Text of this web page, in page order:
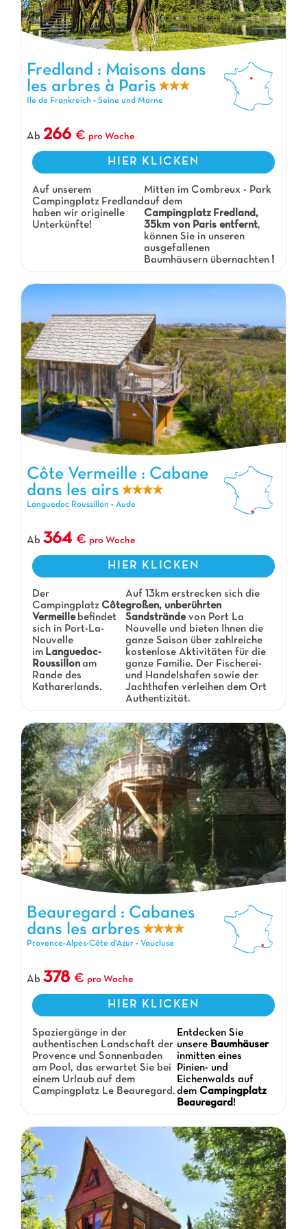
Fredland : Maisons dans les arbres à Paris, Campingplatz Ile de
Frankreich
Fredland : Maisons dans
les arbres à Paris
Ile de Frankreich - Seine und Marne
Ab 266 pro Woche
HIER KLICKEN
Auf unserem
Campingplatz Fredland
haben wir originelle
Unterkünfte!
Mitten im Combreux - Park
auf dem
Campingplatz Fredland,
35km von Paris entfernt,
können Sie in unseren
ausgefallenen
Baumhäusern übernachten !
Côte Vermeille : Cabane dans les airs, Campingplatz Languedoc
Roussillon
Côte Vermeille : Cabane
dans les airs
Languedoc Roussillon - Aude
Ab 364 pro Woche
HIER KLICKEN
Der
Campingplatz Côte
Vermeillebefindet
sich in Port-La-
Nouvelle
im Languedoc-
Roussillon am
Rande des
Katharerlands.
Auf 13km erstrecken sich die
großen, unberührten
Sandsträndevon Port La
Nouvelle und bieten Ihnen die
ganze Saison über zahlreiche
kostenlose Aktivitäten für die
ganze Familie. Der Fischerei-
und Handelshafen sowie der
Jachthafen verleihen dem Ort
Authentizität.
Beauregard : Cabanes dans les arbres, Campingplatz Provence-
Alpes-Côte d'Azur
Beauregard : Cabanes
dans les arbres
Provence-Alpes-Côte d'Azur - Vaucluse
Ab 378 pro Woche
HIER KLICKEN
Spaziergänge in der
authentischen Landschaft der
Provence und Sonnenbaden
am Pool, das erwartet Sie bei
einem Urlaub auf dem
Campingplatz Le Beauregard.
Entdecken Sie
unsere Baumhäuser
inmitten eines
Pinien- und
Eichenwalds auf
demCampingplatz
Beauregard !